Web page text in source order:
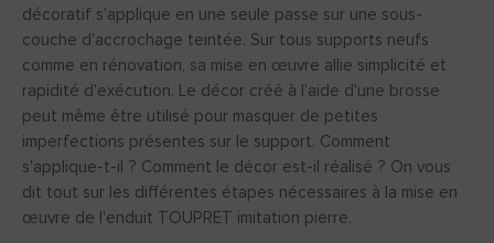
décoratif s'applique en une seule passe sur une sous-
couche d'accrochage teintée. Sur tous supports neufs
comme en rénovation, sa mise en œuvre allie simplicité et
rapidité d'exécution. Le décor créé à l'aide d'une brosse
peut même être utilisé pour masquer de petites
imperfections présentes sur le support. Comment
s'applique-t-il ? Comment le décor est-il réalisé ? On vous
dit tout sur les différentes étapes nécessaires à la mise en
œuvre de l'enduit TOUPRET imitation pierre.